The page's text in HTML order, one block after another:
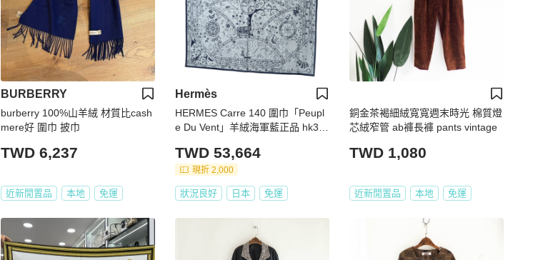
BURBERRY
burberry 100%山羊絨 材質比cash
mere好 圍巾 披巾
TWD 6,237
近新閒置品 本地 免運
Hermès
HERMES Carre 140 圍巾「Peupl
e Du Vent」羊絨海軍藍正品 hk39
TWD 53,664
現折 2,000
狀況良好 日本 免運
銅金茶褐細絨寬寬週末時光 棉質燈
芯絨窄管 ab褲長褲 pants vintage
TWD 1,080
近新閒置品 本地 免運